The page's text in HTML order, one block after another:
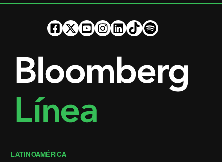
LATINOAMÉRICA